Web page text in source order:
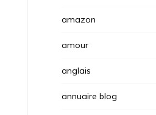
amazon
amour
anglais
annuaire blog